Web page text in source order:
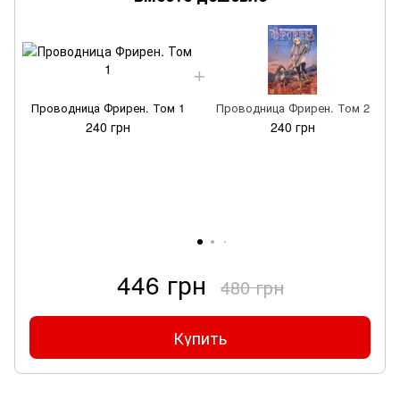
Проводница Фрирен. Том 1
240 грн
Проводница Фрирен. Том 2
240 грн
446 грн 480 грн
Купить